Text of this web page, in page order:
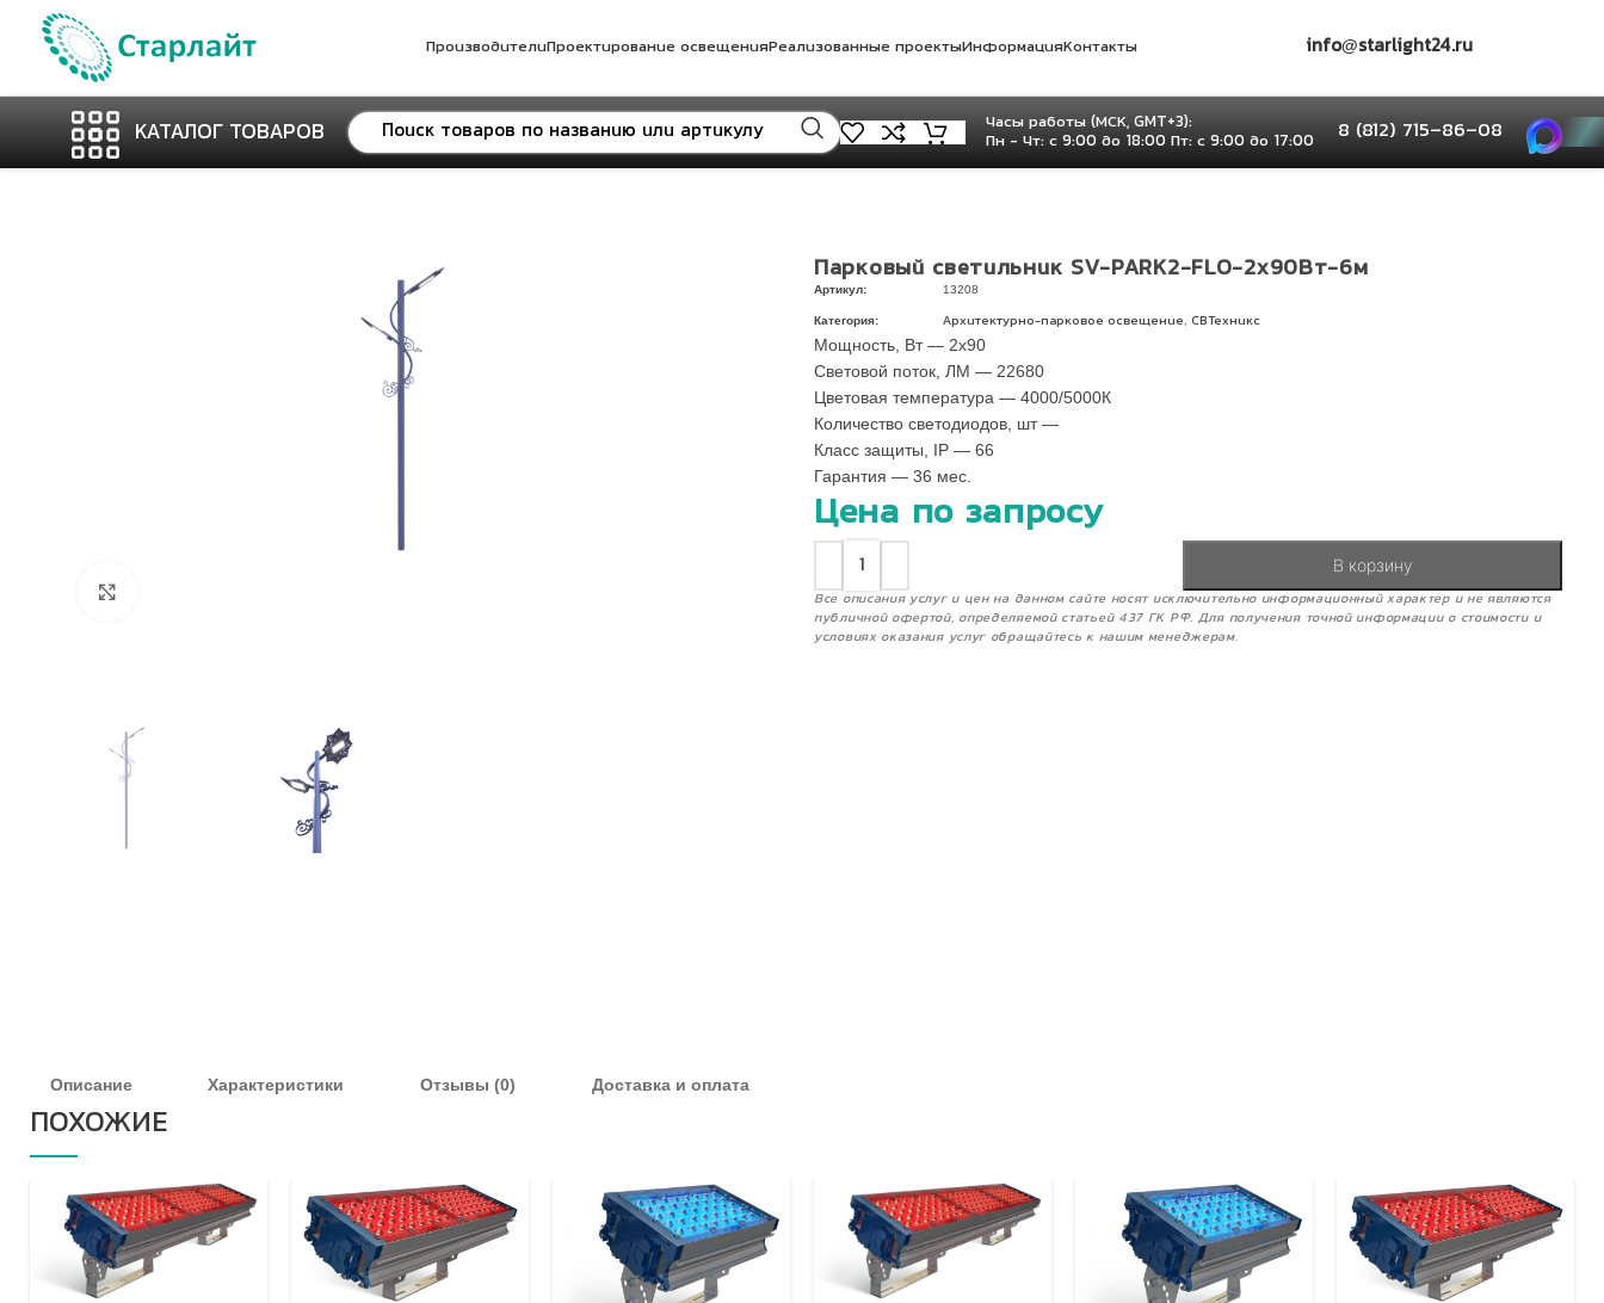
ПроизводителиПроектирование освещенияРеализованные проектыИнформацияКонтакты info@starlight24.ru
КАТАЛОГ ТОВАРОВ
Часы работы (МСК, GMT+3):
Пн - Чт: с 9:00 до 18:00 Пт: с 9:00 до 17:00
8 (812) 715–86–08
Парковый светильник SV-PARK2-FLO-2х90Вт-6м
Артикул: 13208
Категория: Архитектурно-парковое освещение СВТехникс
Мощность, Вт — 2х90
Световой поток, ЛМ — 22680
Цветовая температура — 4000/5000К
Количество светодиодов, шт —
Класс защиты, IP — 66
Гарантия — 36 мес.
Цена по запросу
В корзину
Все описания услуг и цен на данном сайте носят исключительно информационный характер и не являются
публичной офертой, определяемой статьей 437 ГК РФ. Для получения точной информации о стоимости и
условиях оказания услуг обращайтесь к нашим менеджерам.
Описание Характеристики Отзывы (0) Доставка и оплата
ПОХОЖИЕ